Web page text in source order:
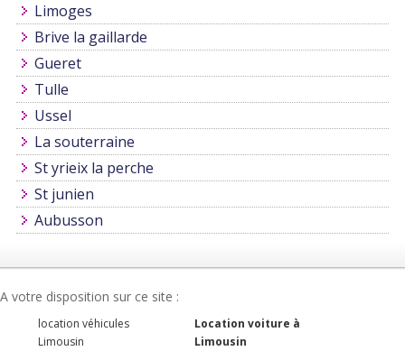
Limoges
Brive la gaillarde
Gueret
Tulle
Ussel
La souterraine
St yrieix la perche
St junien
Aubusson
A votre disposition sur ce site :
location véhicules
Limousin
Location voiture à
Limousin